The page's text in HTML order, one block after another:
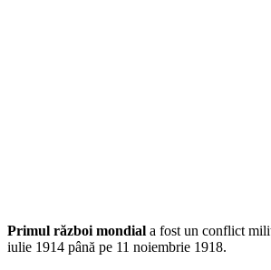
Primul război mondial a fost un conflict
iulie 1914 până pe 11 noiembrie 1918.